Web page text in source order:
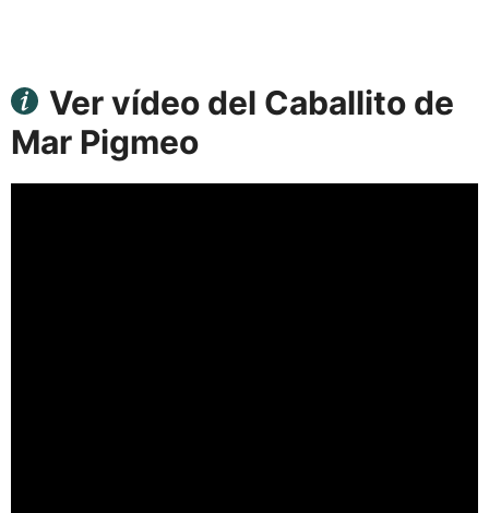
Ver vídeo del Caballito de
Mar Pigmeo